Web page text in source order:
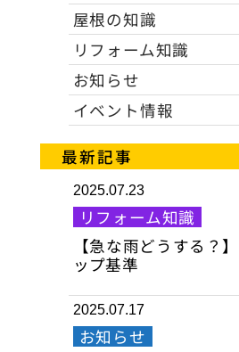
屋根の知識
リフォーム知識
お知らせ
イベント情報
最新記事
2025.07.23
リフォーム知識
【急な雨どうする？
ップ基準
2025.07.17
お知らせ